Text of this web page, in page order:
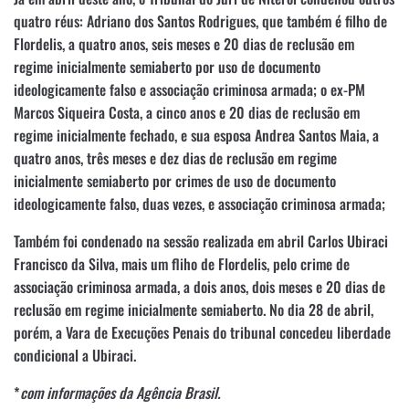
quatro réus: Adriano dos Santos Rodrigues, que também é filho de
Flordelis, a quatro anos, seis meses e 20 dias de reclusão em
regime inicialmente semiaberto por uso de documento
ideologicamente falso e associação criminosa armada; o ex-PM
Marcos Siqueira Costa, a cinco anos e 20 dias de reclusão em
regime inicialmente fechado, e sua esposa Andrea Santos Maia, a
quatro anos, três meses e dez dias de reclusão em regime
inicialmente semiaberto por crimes de uso de documento
ideologicamente falso, duas vezes, e associação criminosa armada;
Também foi condenado na sessão realizada em abril Carlos Ubiraci
Francisco da Silva, mais um fliho de Flordelis, pelo crime de
associação criminosa armada, a dois anos, dois meses e 20 dias de
reclusão em regime inicialmente semiaberto. No dia 28 de abril,
porém, a Vara de Execuções Penais do tribunal concedeu liberdade
condicional a Ubiraci.
*com informações da Agência Brasil.